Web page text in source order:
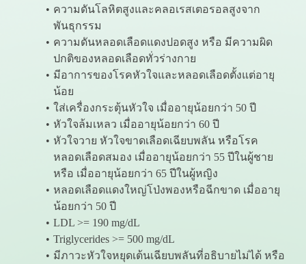
ความดันโลหิตสูงและคลอเรสเตอรอลสูงจาก
พันธุกรรม
ความดันหลอดเลือดแดงปอดสูง หรือ มีความผิด
ปกติของหลอดเลือดทั่วร่างกาย
มีอาการของโรคหัวใจและหลอดเลือดตั้งแต่อายุ
น้อย
ใส่เครื่องกระตุ้นหัวใจ เมื่ออายุน้อยกว่า 50 ปี
หัวใจล้มเหลว เมื่ออายุน้อยกว่า 60 ปี
หัวใจวาย หัวใจขาดเลือดเฉียบพลัน หรือโรค
หลอดเลือดสมอง เมื่ออายุน้อยกว่า 55 ปีในผู้ชาย
หรือ เมื่ออายุน้อยกว่า 65 ปีในผู้หญิง
หลอดเลือดแดงใหญ่โป่งพองหรือฉีกขาด เมื่ออายุ
น้อยกว่า 50 ปี
LDL >= 190 mg/dL
Triglycerides >= 500 mg/dL
มีภาวะหัวใจหยุดเต้นเฉียบพลันที่อธิบายไม่ได้ หรือ